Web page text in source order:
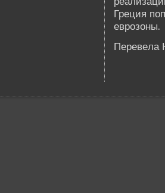
Греция
еврозоны.
Переве­ла